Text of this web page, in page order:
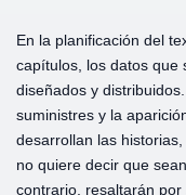
En la planificación del
capítulos, los datos que
diseñados y
suministres y la
desarrollan las
no quiere decir que
contrario, resaltarán